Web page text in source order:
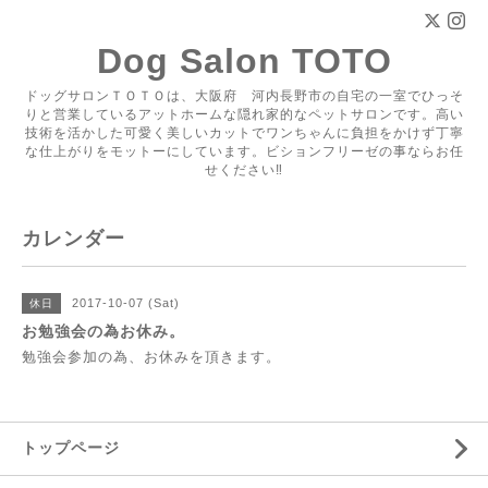
Dog Salon TOTO
ドッグサロンＴＯＴＯは、大阪府 河内長野市の自宅の一室でひっそ
りと営業しているアットホームな隠れ家的なペットサロンです。高い
技術を活かした可愛く美しいカットでワンちゃんに負担をかけず丁寧
な仕上がりをモットーにしています。ビションフリーゼの事ならお任
せください‼
カレンダー
休日 2017-10-07 (Sat)
お勉強会の為お休み。
勉強会参加の為、お休みを頂きます。
トップページ